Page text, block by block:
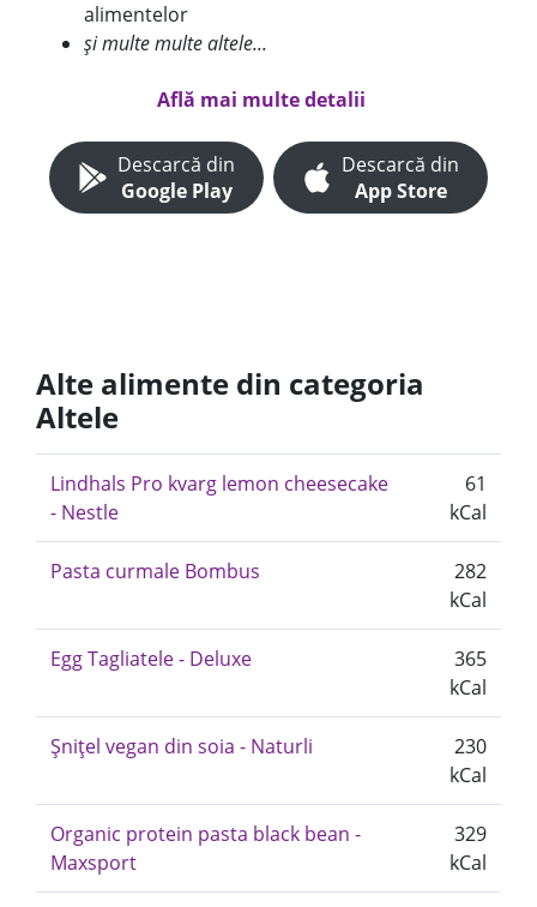
alimentelor
și multe multe altele...
Află mai multe detalii
Descarcă din
Google Play
Descarcă din
App Store
Alte alimente din categoria
Altele
Lindhals Pro kvarg lemon cheesecake
- Nestle
61
kCal
Pasta curmale Bombus
282
kCal
Egg Tagliatele - Deluxe
365
kCal
Șnițel vegan din soia - Naturli
230
kCal
Organic protein pasta black bean -
Maxsport
329
kCal